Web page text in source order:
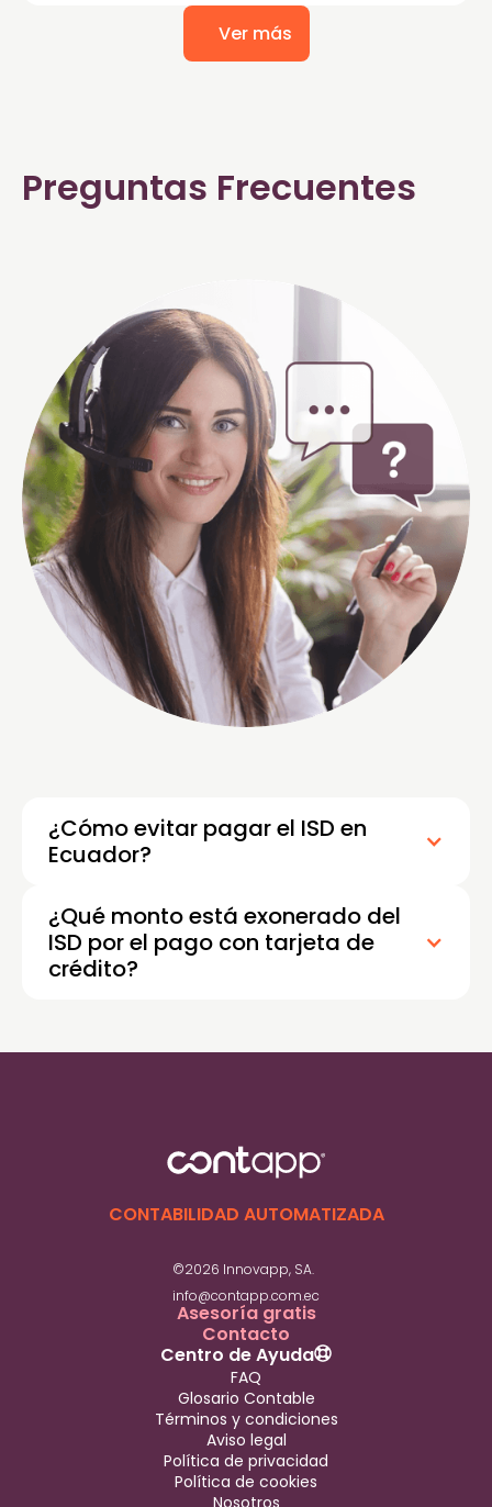
Ver más
Preguntas Frecuentes
¿Cómo evitar pagar el ISD en
Ecuador?
¿Qué monto está exonerado del
ISD por el pago con tarjeta de
crédito?
de crédito o débito en el exterior es de hasta
CONTABILIDAD AUTOMATIZADA
©2026 Innovapp, SA.
info@contapp.com.ec
Asesoría gratis
Contacto
Centro de Ayuda
FAQ
Glosario Contable
Términos y condiciones
Aviso legal
Política de privacidad
Política de cookies